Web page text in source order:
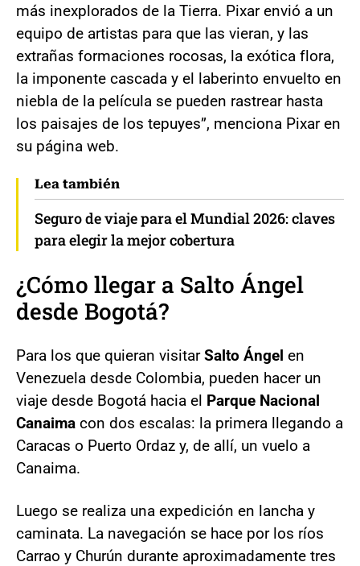
más inexplorados de la Tierra. Pixar envió a un
equipo de artistas para que las vieran, y las
extrañas formaciones rocosas, la exótica flora,
la imponente cascada y el laberinto envuelto en
niebla de la película se pueden rastrear hasta
los paisajes de los tepuyes”, menciona Pixar en
su página web.
Lea también
Seguro de viaje para el Mundial 2026: claves
para elegir la mejor cobertura
¿Cómo llegar a Salto Ángel
desde Bogotá?
Para los que quieran visitarSalto Ángel en
Venezuela desde Colombia, pueden hacer un
viaje desde Bogotá hacia el Parque Nacional
Canaima con dos escalas: la primera llegando a
Caracas o Puerto Ordaz y, de allí, un vuelo a
Canaima.
Luego se realiza una expedición en lancha y
caminata. La navegación se hace por los ríos
Carrao y Churún durante aproximadamente tres